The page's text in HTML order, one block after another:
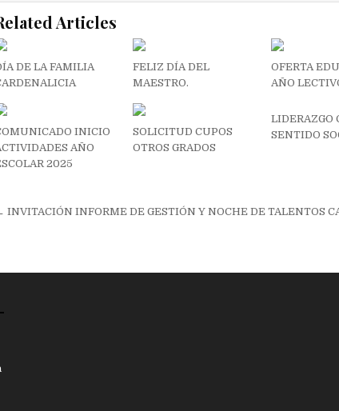
Articles
DE LA FAMILIA
FELIZ DÍA DEL
MAESTRO.
OFERTA
AÑO
INICIO
AÑO
2025
SOLICITUD CUPOS
OTROS GRADOS
LIDERAZGO
SENTIDO
INVITACIÓN INFORME DE GESTIÓN Y NOCHE DE TALENTOS